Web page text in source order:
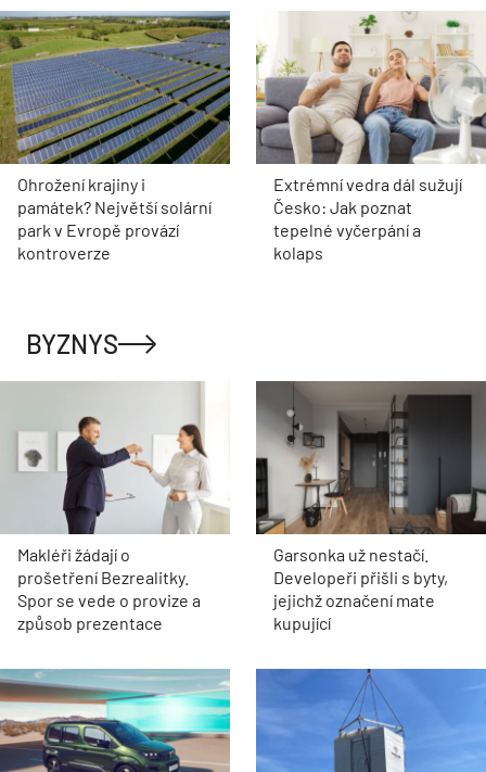
Ohrožení krajiny i
památek? Největší solární
park v Evropě provází
kontroverze
Extrémní vedra dál sužují
Česko: Jak poznat
tepelné vyčerpání a
kolaps
BYZNYS
Makléři žádají o
prošetření Bezrealitky.
Spor se vede o provize a
způsob prezentace
Garsonka už nestačí.
Developeři přišli s byty,
jejichž označení mate
kupující